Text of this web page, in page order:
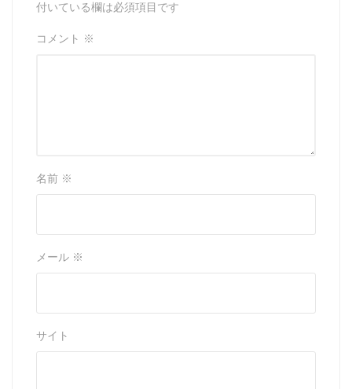
付いている欄は必須項目です
コメント ※
名前 ※
メール ※
サイト